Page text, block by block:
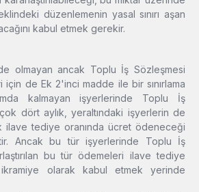
düzenlemenin yasal sınırı aşan
kabul etmek gerekir.
olmayan ancak Toplu İş Sözleşmesi
de Ek 2'inci madde ile bir sınırlama
kalmayan işyerlerinde Toplu İş
dört aylık, yeraltındaki işyerlerin de
ilave tediye oranında ücret ödeneceği
Ancak bu tür işyerlerinde Toplu İş
bu tür ödemeleri ilave tediye
olarak kabul etmek yerinde